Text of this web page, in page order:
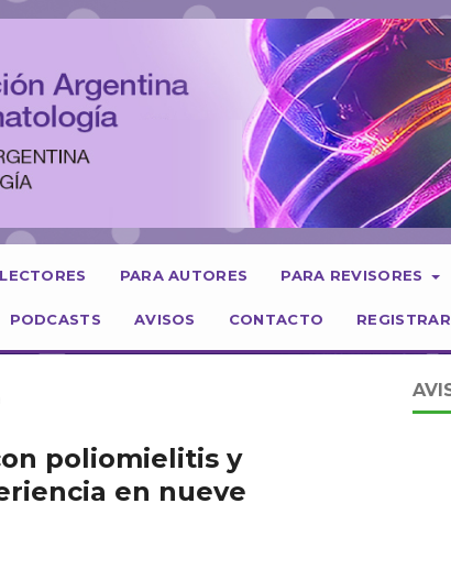
PARA AUTORES PARA REVISORES
PODCASTS AVISOS CONTACTO
poliomielitis y
en nueve